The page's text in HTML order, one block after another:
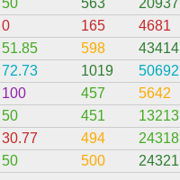
50 563 20937
0 165 4681
51.85 598 43414
72.73 1019 50692
100 457 5642
50 451 13213
30.77 494 24318
50 500 24321